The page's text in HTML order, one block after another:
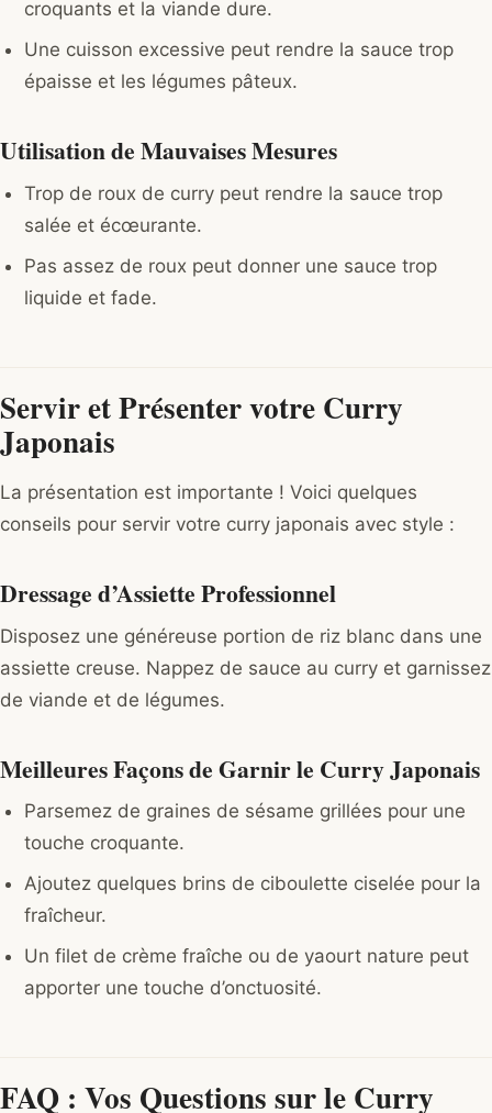
croquants et la viande dure.
Une cuisson excessive peut rendre la sauce trop
épaisse et les légumes pâteux.
Utilisation de Mauvaises Mesures
Trop de roux de curry peut rendre la sauce trop
salée et écœurante.
Pas assez de roux peut donner une sauce trop
liquide et fade.
Servir et Présenter votre Curry
Japonais
La présentation est importante ! Voici quelques
conseils pour servir votre curry japonais avec style :
Dressage d’Assiette Professionnel
Disposez une généreuse portion de riz blanc dans une
assiette creuse. Nappez de sauce au curry et garnissez
de viande et de légumes.
Meilleures Façons de Garnir le Curry Japonais
Parsemez de graines de sésame grillées pour une
touche croquante.
Ajoutez quelques brins de ciboulette ciselée pour la
fraîcheur.
Un filet de crème fraîche ou de yaourt nature peut
apporter une touche d’onctuosité.
FAQ : Vos Questions sur le Curry